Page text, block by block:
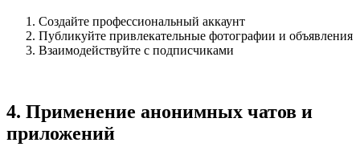
Создайте профессиональный аккаунт
Публикуйте привлекательные фотографии и объявления
Взаимодействуйте с подписчиками
4. Применение анонимных чатов и
приложений